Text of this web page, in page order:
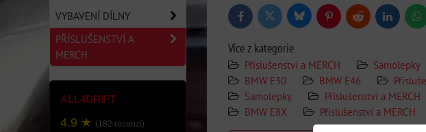
FacebookTwitter BlueskyPinterestReddit LinkedIn
Více z kategorie
Příslušenství a MERCH Samolepky
BMW E30
BMW E46
Samolepky
Příslušenství a MERCH
BMW E8X
Příslušenství a MERCH
VYBAVENÍ DÍLNY
PŘÍSLUŠENSTVÍ A
MERCH
ALL4DRIFT
4.9 ★ (182 recenzí)